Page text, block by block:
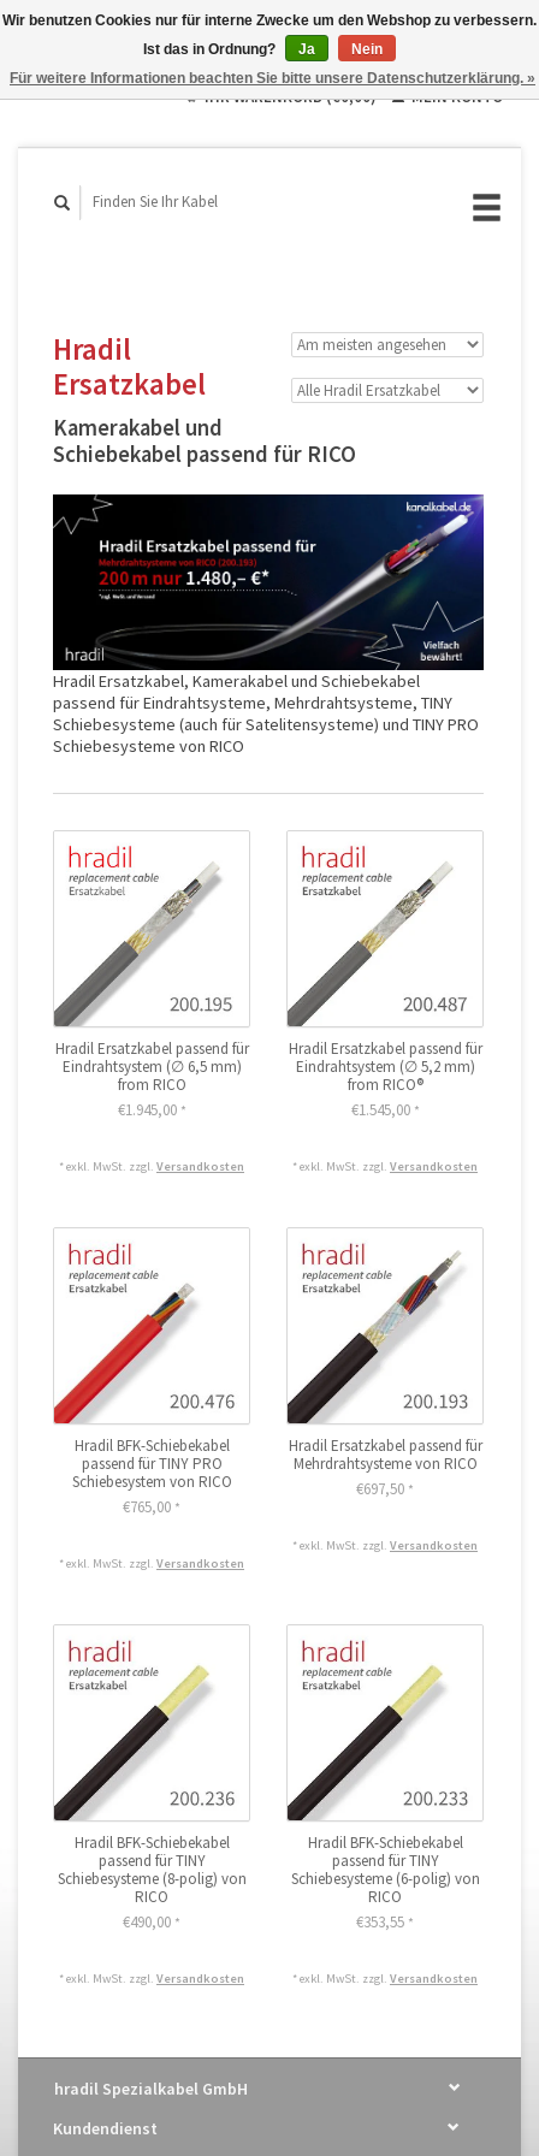
English
Français
IHR WARENKORB (€0,00) MEIN KONTO
Hradil
Ersatzkabel
Kamerakabel und
Schiebekabel passend für RICO
Hradil Ersatzkabel, Kamerakabel und Schiebekabel
passend für Eindrahtsysteme, Mehrdrahtsysteme, TINY
Schiebesysteme (auch für Satelitensysteme) und TINY PRO
Schiebesysteme von RICO
Hradil Ersatzkabel passend für
Eindrahtsystem (∅ 6,5 mm)
from RICO
€1.945,00 *
* exkl. MwSt. zzgl. Versandkosten
Hradil Ersatzkabel passend für
Eindrahtsystem (∅ 5,2 mm)
from RICO®
€1.545,00 *
* exkl. MwSt. zzgl. Versandkosten
Hradil BFK-Schiebekabel
passend für TINY PRO
Schiebesystem von RICO
€765,00 *
* exkl. MwSt. zzgl. Versandkosten
Hradil Ersatzkabel passend für
Mehrdrahtsysteme von RICO
€697,50 *
* exkl. MwSt. zzgl. Versandkosten
Hradil BFK-Schiebekabel
passend für TINY
Schiebesysteme (8-polig) von
RICO
€490,00 *
* exkl. MwSt. zzgl. Versandkosten
Hradil BFK-Schiebekabel
passend für TINY
Schiebesysteme (6-polig) von
RICO
€353,55 *
* exkl. MwSt. zzgl. Versandkosten
hradil Spezialkabel GmbH
Kundendienst
Wir benutzen Cookies nur für interne Zwecke um den Webshop zu verbessern.
Ist das in Ordnung?
Ja
Nein
Für weitere Informationen beachten Sie bitte unsere Datenschutzerklärung. »